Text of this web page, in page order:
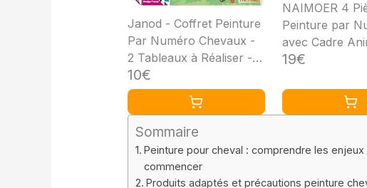
Janod - Coffret Peinture
Par Numéro Chevaux -
2 Tableaux à Réaliser -
Aquarelle - Les Ateliers
du Calme - 7 Ans,
J07953
10€
NAIMOER 4
Peinture par
avec Cadre
Adulte Enfants,
Pinceaux et
Acryliques
Chevaux,
19€
Sommaire
Peinture pour cheval : comprendre les enjeux
commencer
Produits adaptés et précautions peinture